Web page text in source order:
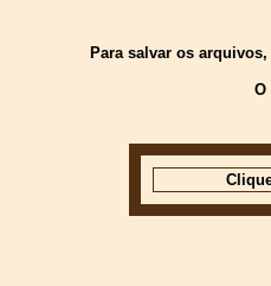
Para salvar os
O